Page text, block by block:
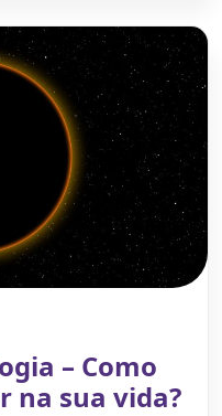
– Como
na sua vida?